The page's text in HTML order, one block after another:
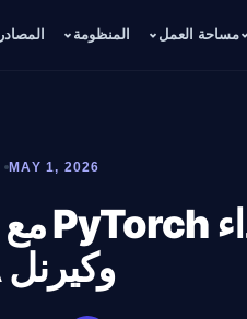
مساحة العمل المنظومة المصادر
MAY 1, 2026
وكيرنل CUDA